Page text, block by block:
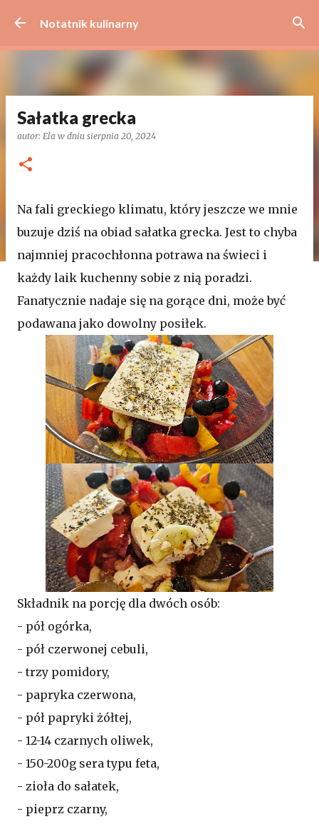
Przejdź do głównej zawartości
Notatnik kulinarny
Sałatka grecka
autor: Ela w dniu sierpnia 20, 2024
Na fali greckiego klimatu, który jeszcze we mnie
buzuje dziś na obiad sałatka grecka. Jest to chyba
najmniej pracochłonna potrawa na świeci i
każdy laik kuchenny sobie z nią poradzi.
Fanatycznie nadaje się na gorące dni, może być
podawana jako dowolny posiłek.
Składnik na porcję dla dwóch osób:
- pół ogórka,
- pół czerwonej cebuli,
- trzy pomidory,
- papryka czerwona,
- pół papryki żółtej,
- 12-14 czarnych oliwek,
- 150-200g sera typu feta,
- zioła do sałatek,
- pieprz czarny,